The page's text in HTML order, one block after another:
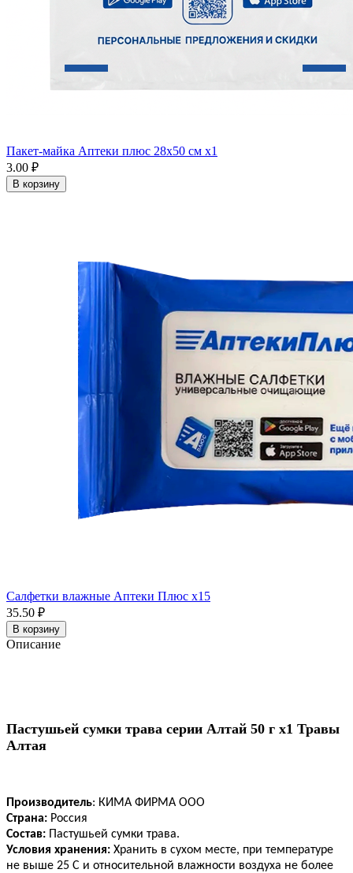
Пакет-майка Аптеки плюс 28х50 см x1
3.00 ₽
В корзину
Салфетки влажные Аптеки Плюс x15
35.50 ₽
В корзину
Описание
Пастушьей сумки трава серии Алтай 50 г x1 Травы
Алтая
Производитель: КИМА ФИРМА ООО
Страна: Россия
Состав: Пастушьей сумки трава.
Условия хранения: Хранить в сухом месте, при температуре
не выше 25 С и относительной влажности воздуха не более